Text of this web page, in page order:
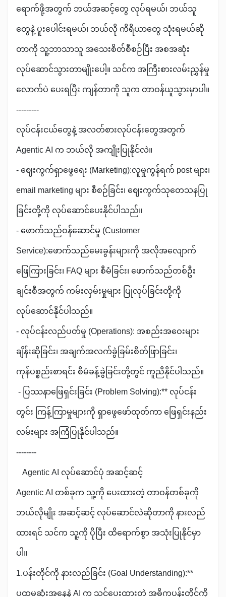
ရောက်ဖို့အတွက် ဘယ်အဆင့်တွေ လုပ်ရမယ်၊ ဘယ်သူ
တွေနဲ့ ပူးပေါင်းရမယ်၊ ဘယ်လို ကိရိယာတွေ သုံးရမယ်ဆို
တာကို သူ့ဘာသာသူ အသေးစိတ်စီစဉ်ပြီး အစအဆုံး
လုပ်ဆောင်သွားတာမျိုးပေါ့။ သင်က အကြီးစားလမ်းညွှန်မှု
လောက်ပဲ ပေးရပြီး ကျန်တာကို သူက တာဝန်ယူသွားမှာပါ။
---------
လုပ်ငန်းငယ်တွေနဲ့ အလတ်စားလုပ်ငန်းတွေအတွက်
Agentic AI က ဘယ်လို အကျိုးပြုနိုင်လဲ။
- ဈေးကွက်ရှာဖွေရေး (Marketing):လူမှုကွန်ရက် post များ၊
email marketing များ စီစဉ်ခြင်း၊ ဈေးကွက်သုတေသနပြု
ခြင်းတို့ကို လုပ်ဆောင်ပေးနိုင်ပါသည်။
- ဖောက်သည်ဝန်ဆောင်မှု (Customer
Service):ဖောက်သည်မေးခွန်းများကို အလိုအလျောက်
ဖြေကြားခြင်း၊ FAQ များ စီမံခြင်း၊ ဖောက်သည်တစ်ဦး
ချင်းစီအတွက် ကမ်းလှမ်းမှုများ ပြုလုပ်ခြင်းတို့ကို
လုပ်ဆောင်နိုင်ပါသည်။
- လုပ်ငန်းလည်ပတ်မှု (Operations): အစည်းအဝေးများ
ချိန်းဆိုခြင်း၊ အချက်အလက်ခွဲခြမ်းစိတ်ဖြာခြင်း၊
ကုန်ပစ္စည်းစာရင်း စီမံခန့်ခွဲခြင်းတို့တွင် ကူညီနိုင်ပါသည်။
- ပြဿနာဖြေရှင်းခြင်း (Problem Solving):** လုပ်ငန်း
တွင်း ကြန့်ကြာမှုများကို ရှာဖွေဖော်ထုတ်ကာ ဖြေရှင်းနည်း
လမ်းများ အကြံပြုနိုင်ပါသည်။
--------
Agentic AI လုပ်ဆောင်ပုံ အဆင့်ဆင့်
Agentic AI တစ်ခုက သူ့ကို ပေးထားတဲ့ တာဝန်တစ်ခုကို
ဘယ်လိုမျိုး အဆင့်ဆင့် လုပ်ဆောင်လဲဆိုတာကို နားလည်
ထားရင် သင်က သူ့ကို ပိုပြီး ထိရောက်စွာ အသုံးပြုနိုင်မှာ
ပါ။
1.ပန်းတိုင်ကို နားလည်ခြင်း (Goal Understanding):**